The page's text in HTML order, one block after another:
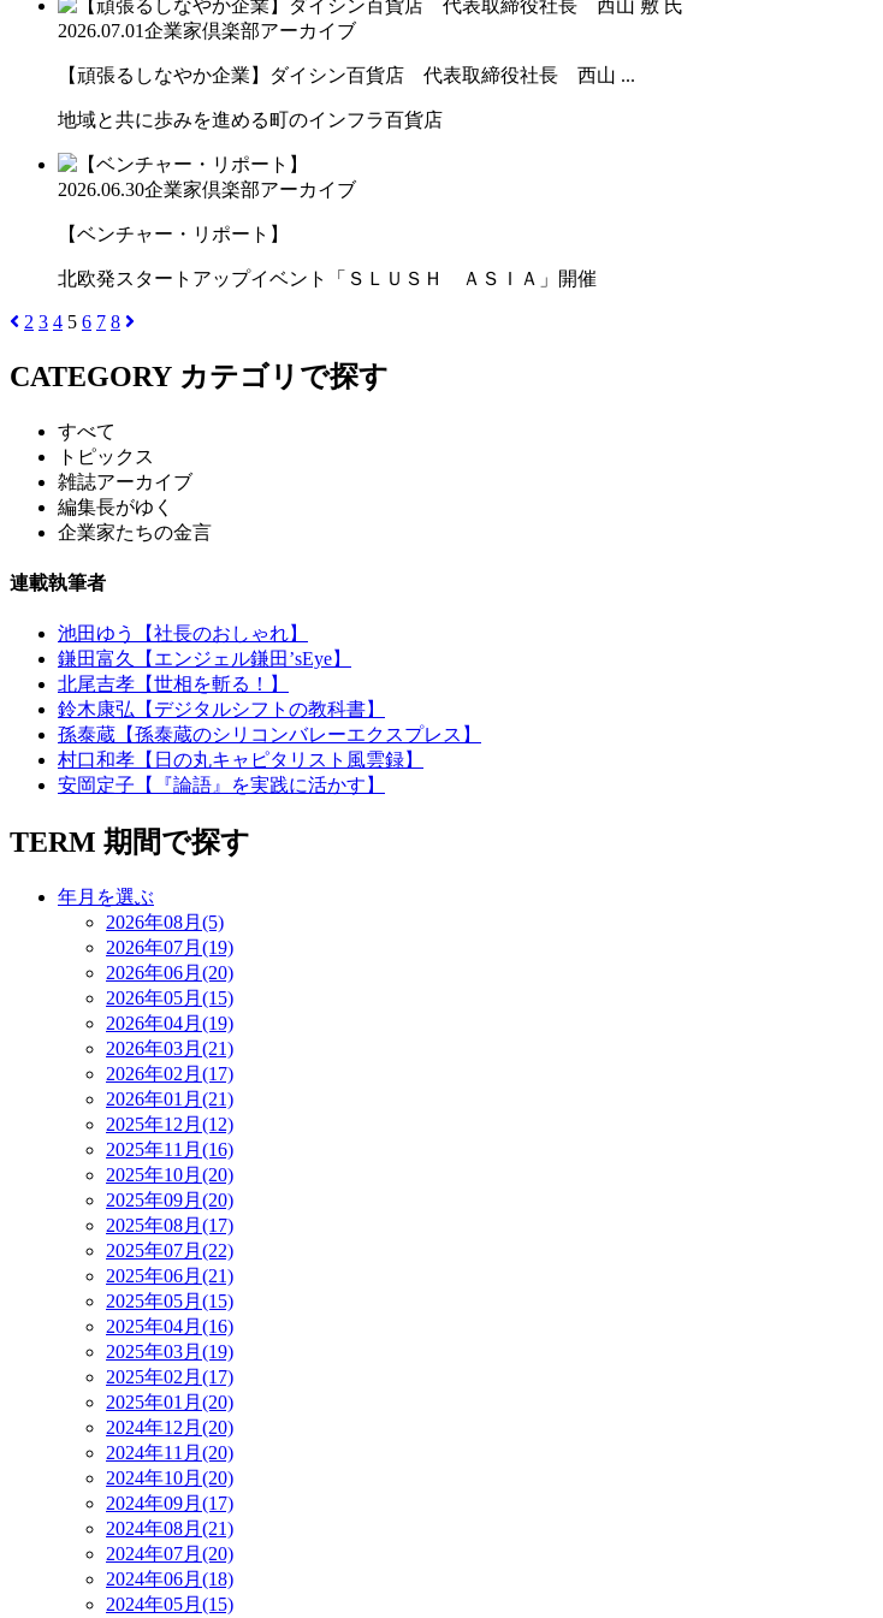
2026.07.01企業家倶楽部アーカイブ
【頑張るしなやか企業】ダイシン百貨店 代表取締役社長 西山 ...
地域と共に歩みを進める町のインフラ百貨店
2026.06.30企業家倶楽部アーカイブ
【ベンチャー・リポート】
北欧発スタートアップイベント「ＳＬＵＳＨ ＡＳＩＡ」開催
2 3 4 5 6 7 8
CATEGORY カテゴリで探す
すべて
トピックス
雑誌アーカイブ
編集長がゆく
企業家たちの金言
連載執筆者
池田ゆう【社長のおしゃれ】
鎌田富久【エンジェル鎌田’sEye】
北尾吉孝【世相を斬る！】
鈴木康弘【デジタルシフトの教科書】
孫泰蔵【孫泰蔵のシリコンバレーエクスプレス】
村口和孝【日の丸キャピタリスト風雲録】
安岡定子【『論語』を実践に活かす】
TERM 期間で探す
年月を選ぶ
2026年08月(5)
2026年07月(19)
2026年06月(20)
2026年05月(15)
2026年04月(19)
2026年03月(21)
2026年02月(17)
2026年01月(21)
2025年12月(12)
2025年11月(16)
2025年10月(20)
2025年09月(20)
2025年08月(17)
2025年07月(22)
2025年06月(21)
2025年05月(15)
2025年04月(16)
2025年03月(19)
2025年02月(17)
2025年01月(20)
2024年12月(20)
2024年11月(20)
2024年10月(20)
2024年09月(17)
2024年08月(21)
2024年07月(20)
2024年06月(18)
2024年05月(15)